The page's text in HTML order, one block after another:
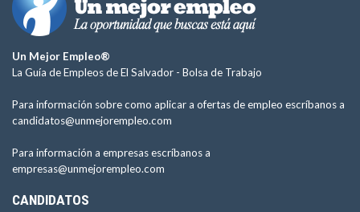
Un Mejor Empleo®
La Guía de Empleos de El Salvador - Bolsa de Trabajo
Para información sobre como aplicar a ofertas de empleo escríbanos a
candidatos@unmejorempleo.com
Para información a empresas escríbanos a
empresas@unmejorempleo.com
CANDIDATOS